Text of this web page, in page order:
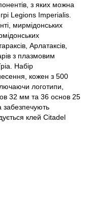
з яких можна
Legions Imperialis.
мирмідонських
Арлатаксів,
з плазмовим
Набір
кожен з 500
логотипи,
32 мм та 36 основ 25
забезпечують
клей Citadel